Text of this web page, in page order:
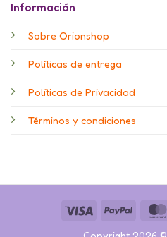
Información
Sobre Orionshop
Políticas de entrega
Políticas de Privacidad
Términos y condiciones
Visa PayPal